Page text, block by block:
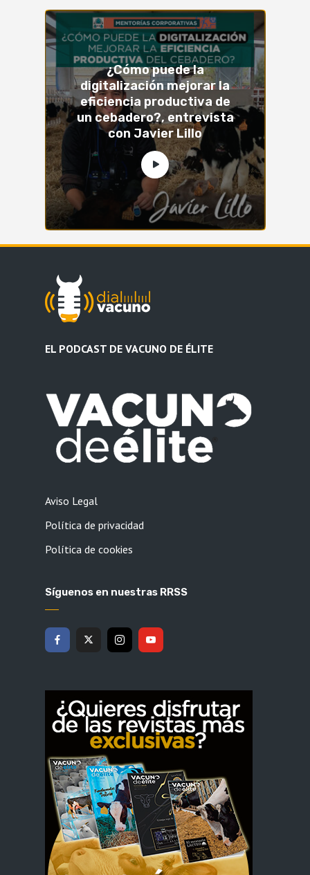
¿Cómo puede la
digitalización mejorar la
eficiencia productiva de
un cebadero?, entrevista
con Javier Lillo
EL PODCAST DE VACUNO DE ÉLITE
Aviso Legal
Política de privacidad
Política de cookies
Síguenos en nuestras RRSS